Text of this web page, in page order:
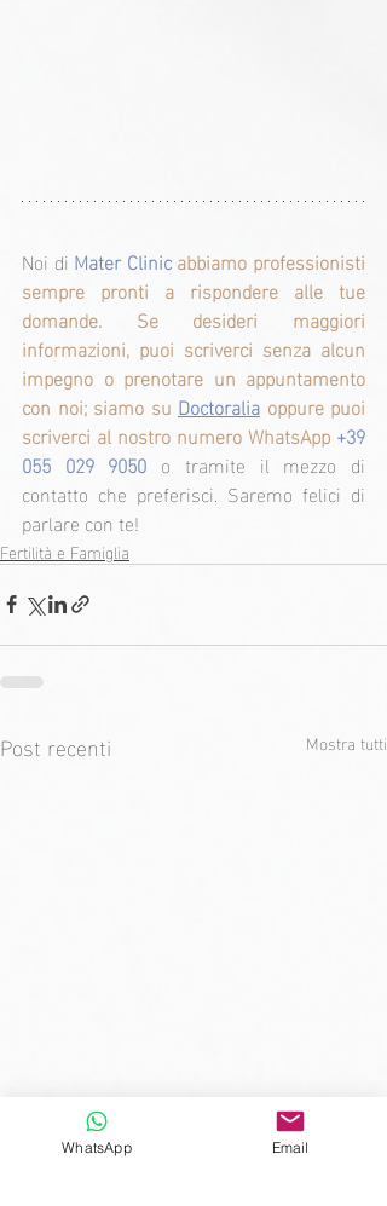
Noi di Mater Clinicabbiamo professionisti
sempre pronti a rispondere alle tue
domande. Se desideri maggiori
informazioni, puoi scriverci senza alcun
impegno o prenotare un appuntamento
con noi; siamo su Doctoralia oppure puoi
scriverci al nostro numero WhatsApp +39
055 029 9050 o tramite il mezzo di
contatto che preferisci. Saremo felici di
parlare con te!
Fertilità e Famiglia
Post recenti Mostra tutti
WhatsApp Email